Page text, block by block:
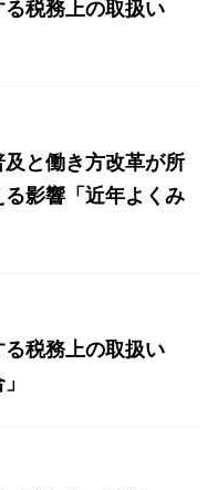
る税務上の取扱い
と働き方改革が所
影響「近年よくみ
る税務上の取扱い